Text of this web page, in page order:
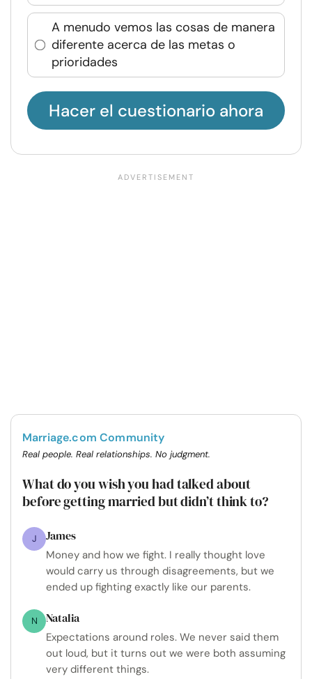
A menudo vemos las cosas de manera
diferente acerca de las metas o
prioridades
Hacer el cuestionario ahora
Marriage.com Community
Real people. Real relationships. No judgment.
What do you wish you had talked about
before getting married but didn’t think to?
J James
Money and how we fight. I really thought love
would carry us through disagreements, but we
ended up fighting exactly like our parents.
N Natalia
Expectations around roles. We never said them
out loud, but it turns out we were both assuming
very different things.